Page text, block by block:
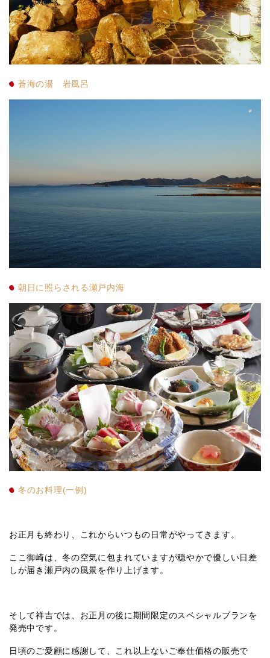
蒼海の湯 岩風呂
朝日に照らされる瀬戸内海
冬のお料理(一例)
お正月も終わり、これからいつもの日常がやってきます。
ここ御崎は、冬の空気に包まれていますが穏やかで優しい日差
しが届き瀬戸内の風景を作り上げます。
そして祥吉では、お正月の後に期間限定のスペシャルプランを
発売中です。
日頃のご愛顧に感謝して、これ以上ないご奉仕価格の販売で